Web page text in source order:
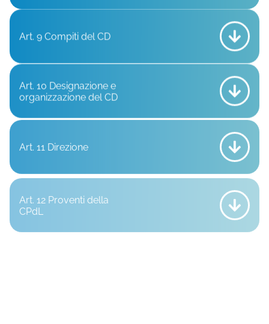
Art. 9 Compiti del CD
Art. 10 Designazione e
organizzazione del CD
Art. 11 Direzione
CPdL